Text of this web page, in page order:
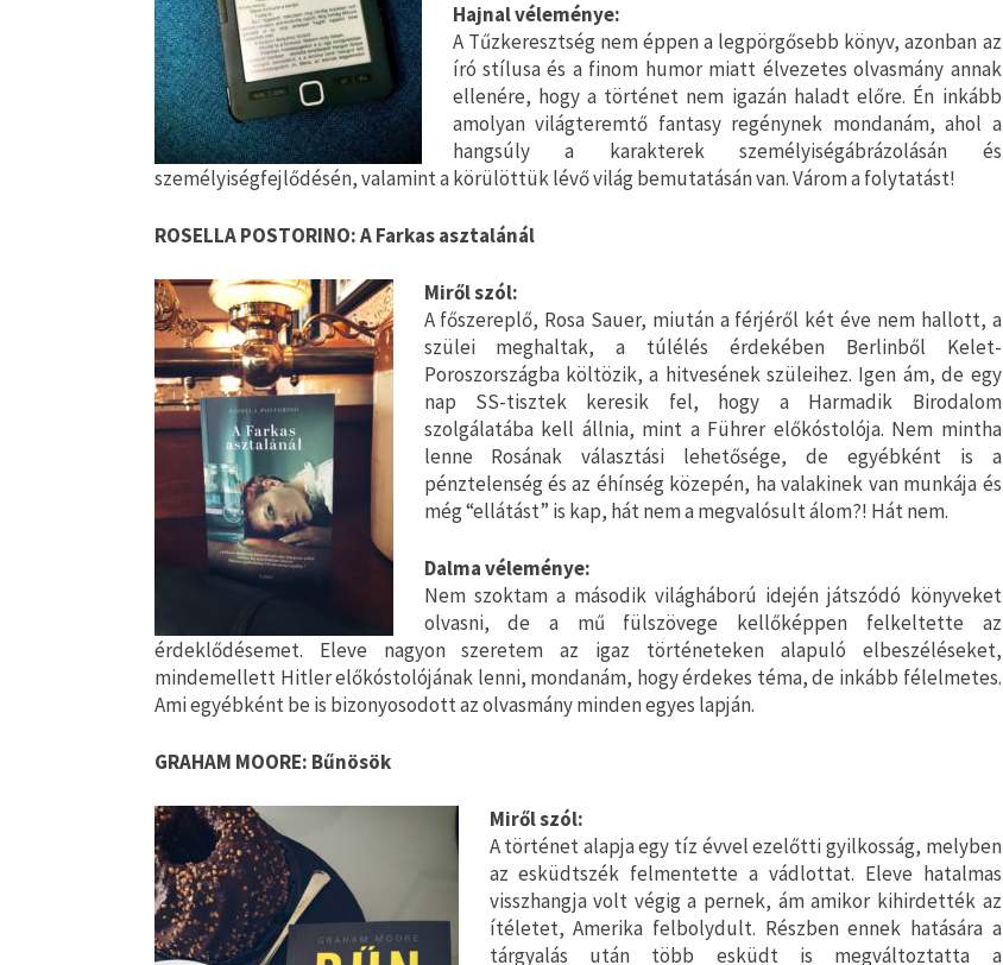
Hajnal véleménye:
A Tűzkeresztség nem éppen a legpörgősebb könyv, azonban az
író stílusa és a finom humor miatt élvezetes olvasmány annak
ellenére, hogy a történet nem igazán haladt előre. Én inkább
amolyan világteremtő fantasy regénynek mondanám, ahol a
hangsúly a karakterek személyiségábrázolásán és
személyiségfejlődésén, valamint a körülöttük lévő világ bemutatásán van. Várom a folytatást!
ROSELLA POSTORINO: A ​Farkas asztalánál
Miről szól:
A főszereplő, Rosa Sauer, miután a férjéről két éve nem hallott, a
szülei meghaltak, a túlélés érdekében Berlinből Kelet-
Poroszországba költözik, a hitvesének szüleihez. Igen ám, de egy
nap SS-tisztek keresik fel, hogy a Harmadik Birodalom
szolgálatába kell állnia, mint a Führer előkóstolója. Nem mintha
lenne Rosának választási lehetősége, de egyébként is a
pénztelenség és az éhínség közepén, ha valakinek van munkája és
még “ellátást” is kap, hát nem a megvalósult álom?! Hát nem.
Dalma véleménye:
Nem szoktam a második világháború idején játszódó könyveket
olvasni, de a mű fülszövege kellőképpen felkeltette az
érdeklődésemet. Eleve nagyon szeretem az igaz történeteken alapuló elbeszéléseket,
mindemellett Hitler előkóstolójának lenni, mondanám, hogy érdekes téma, de inkább félelmetes.
Ami egyébként be is bizonyosodott az olvasmány minden egyes lapján.
GRAHAM MOORE: Bűnösök
Miről szól:
A történet alapja egy tíz évvel ezelőtti gyilkosság, melyben
az esküdtszék felmentette a vádlottat. Eleve hatalmas
visszhangja volt végig a pernek, ám amikor kihirdették az
ítéletet, Amerika felbolydult. Részben ennek hatására a
tárgyalás után több esküdt is megváltoztatta a